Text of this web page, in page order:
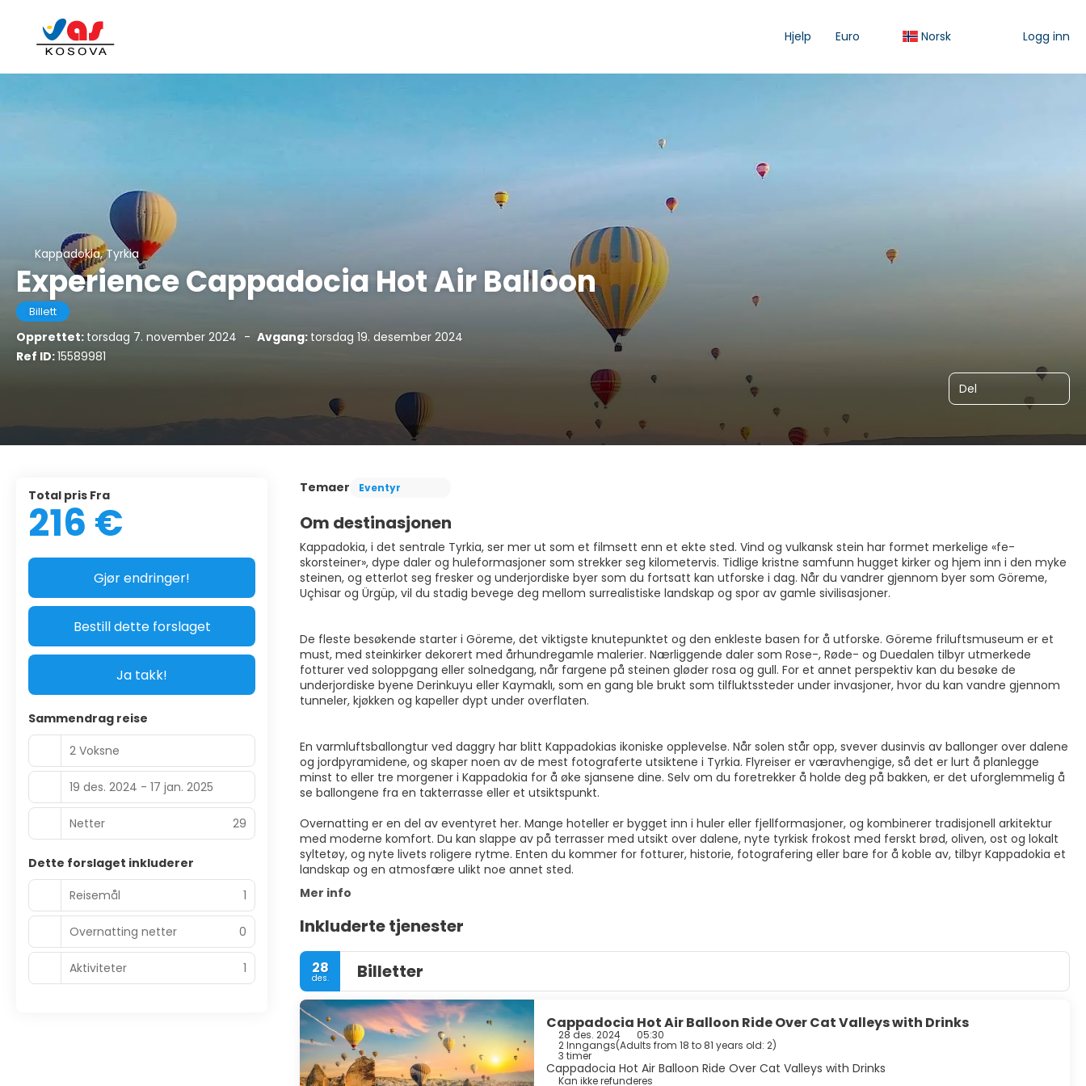
Hjelp Euro Norsk Logg inn
Kappadokia, Tyrkia
Experience Cappadocia Hot Air Balloon
Billett
Opprettet: torsdag 7. november 2024 - Avgang: torsdag 19. desember 2024
Ref ID:15589981
Del
Temaer Eventyr
Om destinasjonen
Kappadokia, i det sentrale Tyrkia, ser mer ut som et filmsett enn et ekte sted. Vind og vulkansk stein har formet merkelige «fe-
skorsteiner», dype daler og huleformasjoner som strekker seg kilometervis. Tidlige kristne samfunn hugget kirker og hjem inn i den myke
steinen, og etterlot seg fresker og underjordiske byer som du fortsatt kan utforske i dag. Når du vandrer gjennom byer som Göreme,
Uçhisar og Ürgüp, vil du stadig bevege deg mellom surrealistiske landskap og spor av gamle sivilisasjoner.
De fleste besøkende starter i Göreme, det viktigste knutepunktet og den enkleste basen for å utforske. Göreme friluftsmuseum er et
must, med steinkirker dekorert med århundregamle malerier. Nærliggende daler som Rose-, Røde- og Duedalen tilbyr utmerkede
fotturer ved soloppgang eller solnedgang, når fargene på steinen gløder rosa og gull. For et annet perspektiv kan du besøke de
underjordiske byene Derinkuyu eller Kaymaklı, som en gang ble brukt som tilfluktssteder under invasjoner, hvor du kan vandre gjennom
tunneler, kjøkken og kapeller dypt under overflaten.
En varmluftsballongtur ved daggry har blitt Kappadokias ikoniske opplevelse. Når solen står opp, svever dusinvis av ballonger over dalene
og jordpyramidene, og skaper noen av de mest fotograferte utsiktene i Tyrkia. Flyreiser er væravhengige, så det er lurt å planlegge
minst to eller tre morgener i Kappadokia for å øke sjansene dine. Selv om du foretrekker å holde deg på bakken, er det uforglemmelig å
se ballongene fra en takterrasse eller et utsiktspunkt.
Overnatting er en del av eventyret her. Mange hoteller er bygget inn i huler eller fjellformasjoner, og kombinerer tradisjonell arkitektur
med moderne komfort. Du kan slappe av på terrasser med utsikt over dalene, nyte tyrkisk frokost med ferskt brød, oliven, ost og lokalt
syltetøy, og nyte livets roligere rytme. Enten du kommer for fotturer, historie, fotografering eller bare for å koble av, tilbyr Kappadokia et
landskap og en atmosfære ulikt noe annet sted.
Mer info
Inkluderte tjenester
28
des. Billetter
Cappadocia Hot Air Balloon Ride Over Cat Valleys with Drinks
28 des. 2024 05:30
2 Inngangs(Adults from 18 to 81 years old: 2)
3 timer
Cappadocia Hot Air Balloon Ride Over Cat Valleys with Drinks
Kan ikke refunderes
Total pris Fra
216 €
Gjør endringer!
Bestill dette forslaget
Ja takk!
Sammendrag reise
2 Voksne
19 des. 2024 - 17 jan. 2025
Netter 29
Dette forslaget inkluderer
Reisemål
1
Overnatting netter 0
Aktiviteter 1